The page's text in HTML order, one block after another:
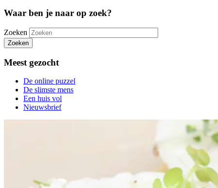
Waar ben je naar op zoek?
Zoeken
Zoeken
Meest gezocht
De online puzzel
De slimste mens
Een huis vol
Nieuwsbrief